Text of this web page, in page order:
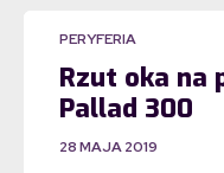
PERYFERIA
Rzut oka na
Pallad 300
28 MAJA 2019